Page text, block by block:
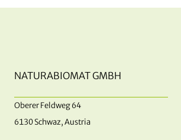
NATURABIOMAT GMBH
Oberer Feldweg 64
6130 Schwaz, Austria